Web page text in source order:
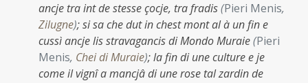
ancje tra int de stesse çocje, tra fradis(Pieri Menis,
Zilugne);si sa che dut in chest mont al à un fin e
cussì ancje lis stravagancis di Mondo Muraie(Pieri
Menis, Chei di Muraie);la fin di une culture e je
come il vignî a mancjâ di une rose tal zardin de